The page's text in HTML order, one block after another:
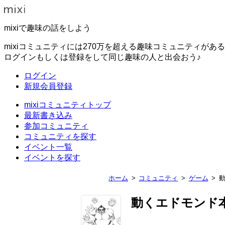
mixiで趣味の話をしよう
mixiコミュニティには270万を超える趣味コミュニティがある
ログインもしくは登録をして同じ趣味の人と出会おう♪
ログイン
新規会員登録
mixiコミュニティトップ
最新書き込み
参加コミュニティ
コミュニティを探す
イベント一覧
イベントを探す
ホーム コミュニティ ゲーム
動くエドモンド